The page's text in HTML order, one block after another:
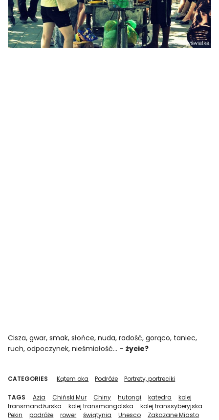
Cisza, gwar, smak, słońce, nuda, radość, gorąco, taniec,
ruch, odpoczynek, nieśmiałość… –życie?
CATEGORIES Kątem oka Podróże Portrety, portreciki
TAGS Azja Chiński Mur Chiny hutongi katedra
kolej
transmandżurska
kolej transmongolska
kolej transsyberyjska
Pekin
podróże rower świątynia Unesco Zakazane Miasto